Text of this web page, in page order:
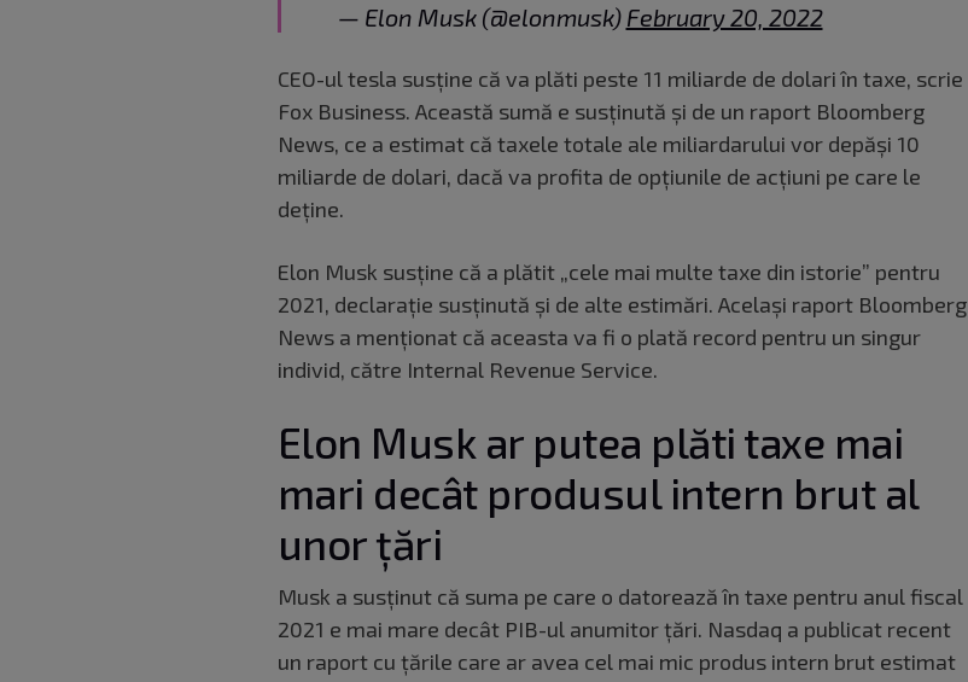
— Elon Musk (@elonmusk) February 20, 2022
CEO-ul tesla susține că va plăti peste 11 miliarde de dolari în taxe, scrie
Fox Business. Această sumă e susținută și de un raport Bloomberg
News, ce a estimat că taxele totale ale miliardarului vor depăși 10
miliarde de dolari, dacă va profita de opțiunile de acțiuni pe care le
deține.
Elon Musk susține că a plătit „cele mai multe taxe din istorie” pentru
2021, declarație susținută și de alte estimări. Același raport Bloomberg
News a menționat că aceasta va fi o plată record pentru un singur
individ, către Internal Revenue Service.
Elon Musk ar putea plăti taxe mai
mari decât produsul intern brut al
unor țări
Musk a susținut că suma pe care o datorează în taxe pentru anul fiscal
2021 e mai mare decât PIB-ul anumitor țări. Nasdaq a publicat recent
un raport cu țările care ar avea cel mai mic produs intern brut estimat